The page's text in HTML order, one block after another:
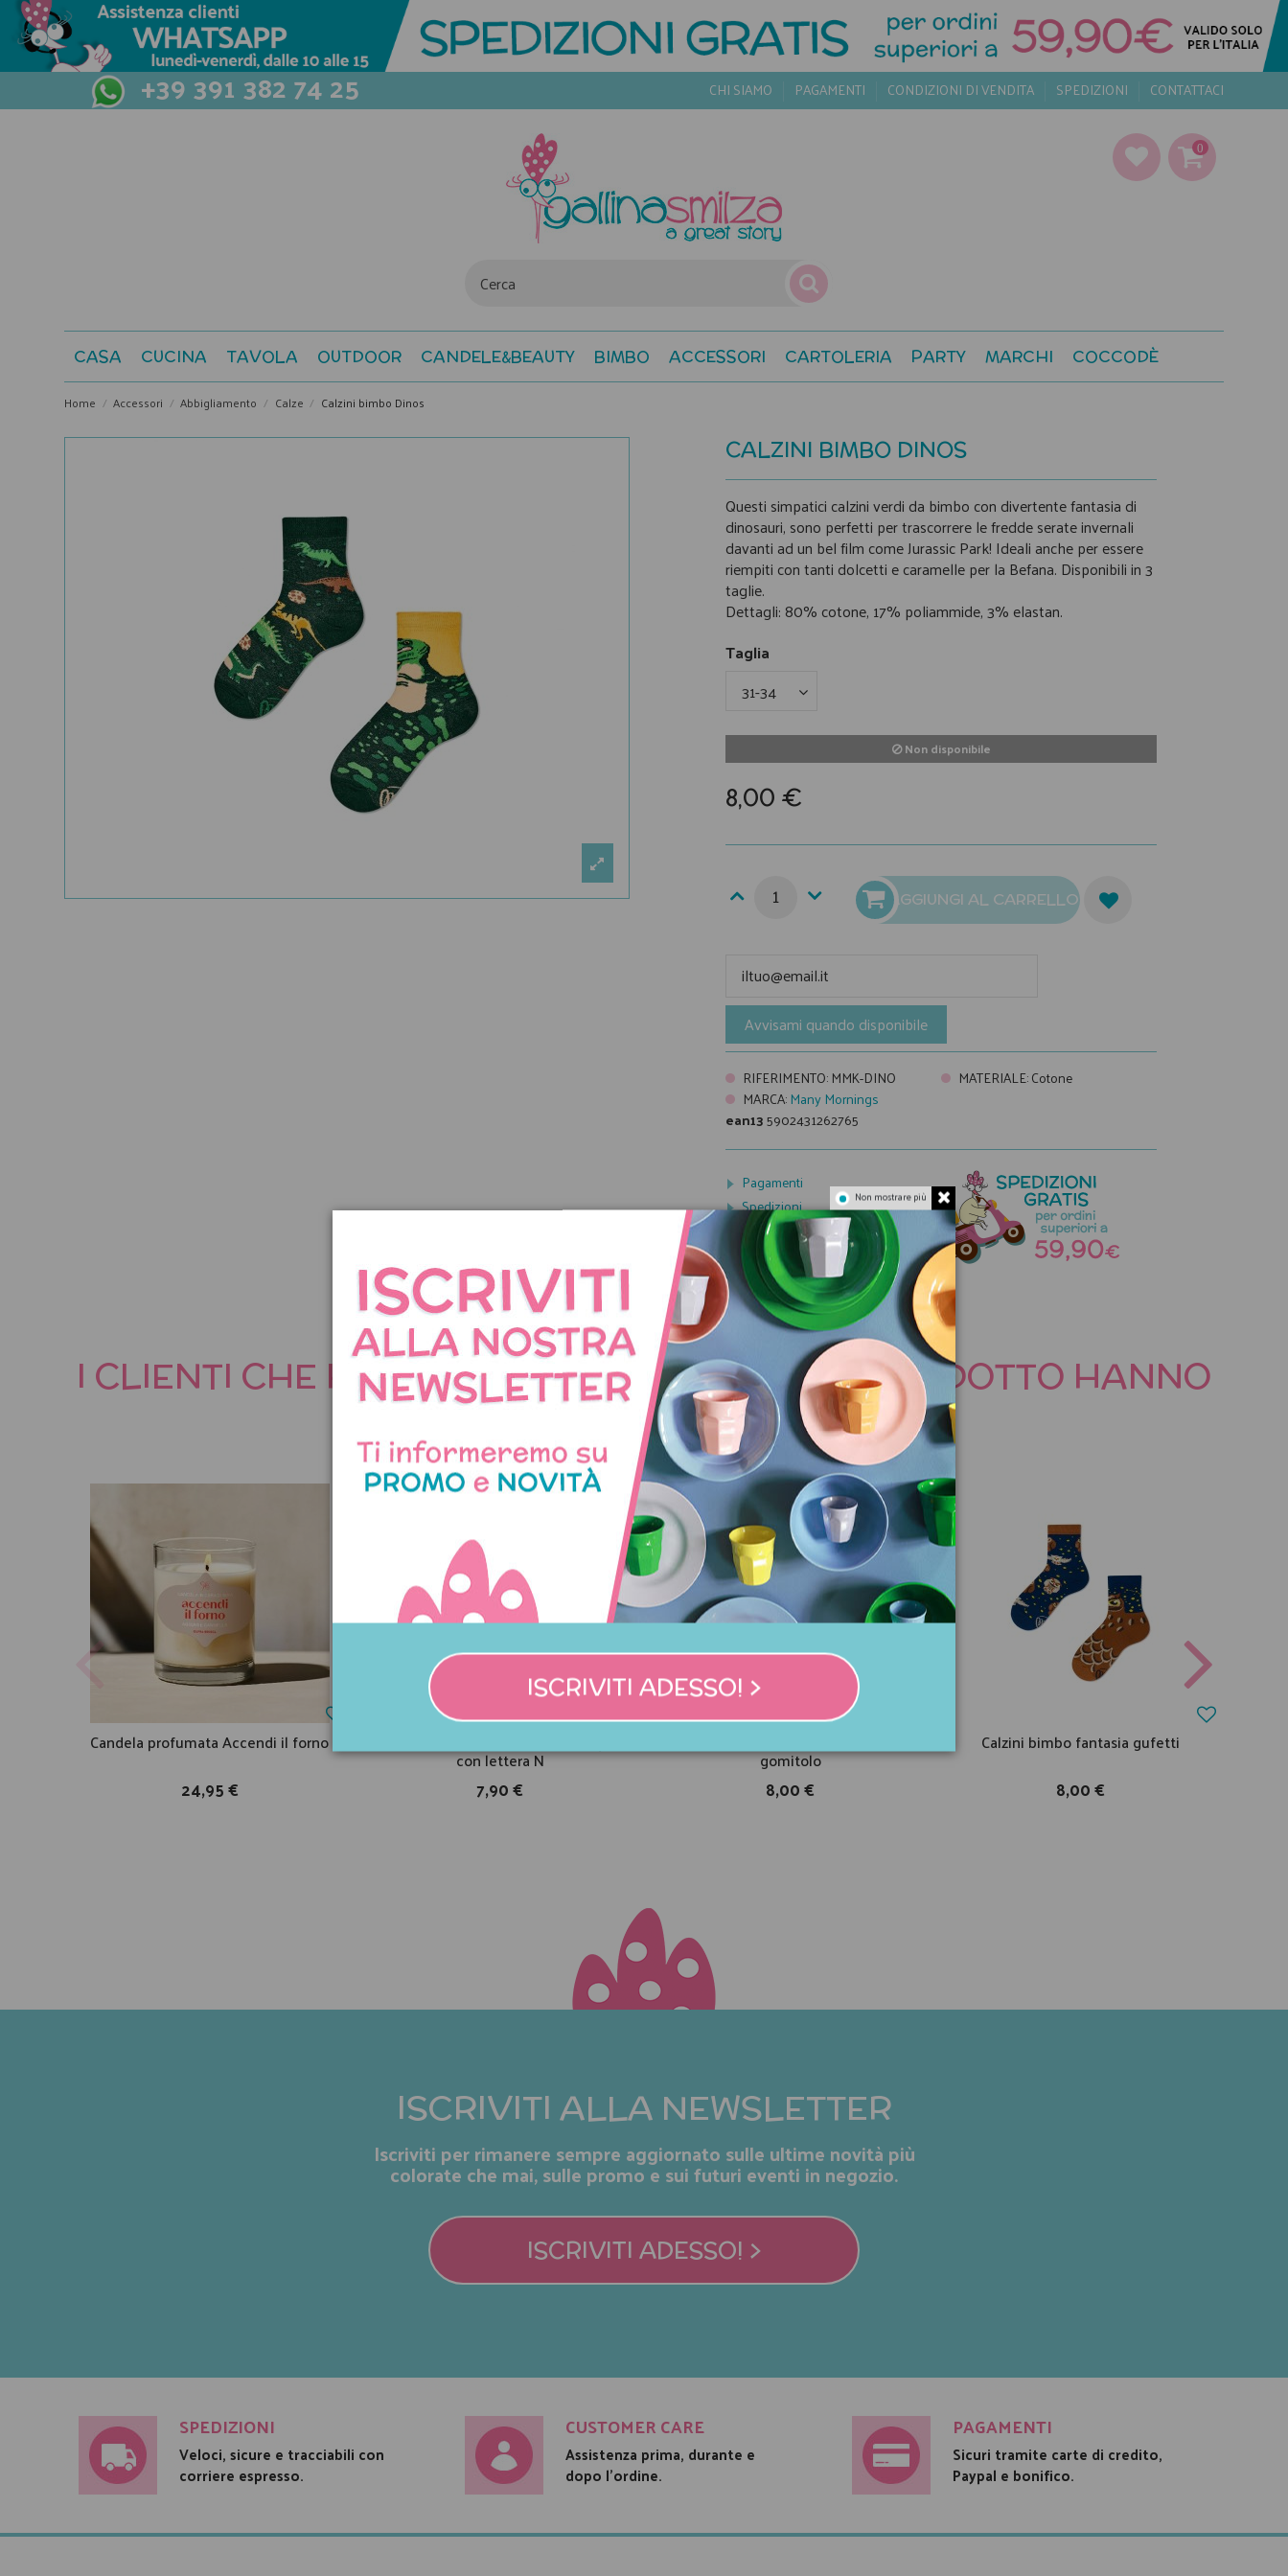
+39 391 382 74 25 CHI SIAMO PAGAMENTI CONDIZIONI DI VENDITA SPEDIZIONI CONTATTACI
0
CASA CUCINA TAVOLA OUTDOOR CANDELE&BEAUTY BIMBO ACCESSORI CARTOLERIA PARTY MARCHI COCCODÈ
Home Accessori Abbigliamento Calze Calzini bimbo Dinos
CALZINI BIMBO DINOS
Questi simpatici calzini verdi da bimbo con divertente fantasia di
dinosauri, sono perfetti per trascorrere le fredde serate invernali
davanti ad un bel film come Jurassic Park! Ideali anche per essere
riempiti con tanti dolcetti e caramelle per la Befana. Disponibili in 3
taglie.
Dettagli: 80% cotone, 17% poliammide, 3% elastan.
Taglia
Non disponibile
8,00 €
AGGIUNGI AL CARRELLO
Avvisami quando disponibile
RIFERIMENTO: MMK-DINO MATERIALE:Cotone
MARCA:Many Mornings
ean135902431262765
Pagamenti
Spedizioni
Condizioni di vendita
I CLIENTI CHE HANNO ACQUISTATO QUESTO PRODOTTO HANNO
COMPRATO ANCHE:
Candela profumata Accendi il forno
24,95 €
con lettera N
7,90 €
gomitolo
8,00 €
Calzini bimbo fantasia gufetti
8,00 €
ISCRIVITI ALLA NEWSLETTER
Iscriviti per rimanere sempre aggiornato sulle ultime novità più
colorate che mai, sulle promo e sui futuri eventi in negozio.
ISCRIVITI ADESSO! >
SPEDIZIONI
Veloci, sicure e tracciabili con
corriere espresso.
CUSTOMER CARE
Assistenza prima, durante e
dopo l'ordine.
PAGAMENTI
Sicuri tramite carte di credito,
Paypal e bonifico.
Non mostrare più
ISCRIVITI ADESSO! >